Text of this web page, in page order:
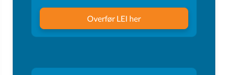
Overfør LEI her